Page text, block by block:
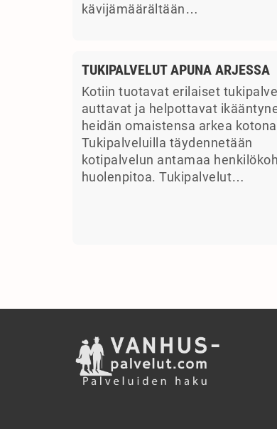
kävijämäärältään…
TUKIPALVELUT APUNA ARJESSA
Kotiin tuotavat erilaiset
auttavat ja helpottavat
heidän omaistensa arkea
Tukipalveluilla täydennetään
kotipalvelun antamaa
huolenpitoa. Tukipalvelut…